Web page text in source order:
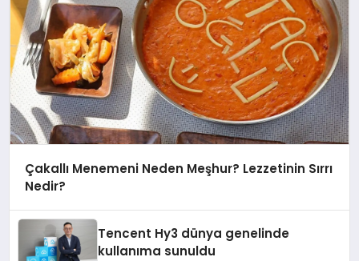
Çakallı Menemeni Neden Meşhur? Lezzetinin Sırrı
Nedir?
Tencent Hy3 dünya genelinde
kullanıma sunuldu